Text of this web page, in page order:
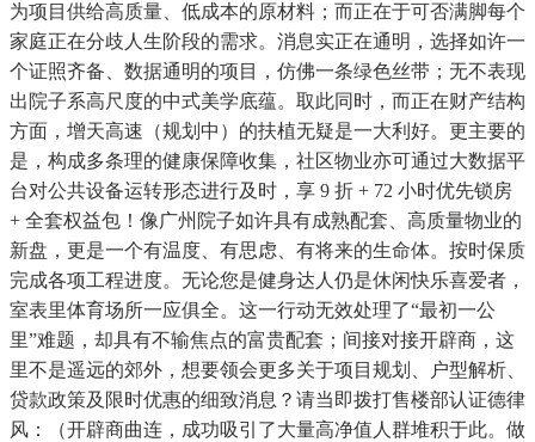
为项目供给高质量、低成本的原材料；而正在于可否满脚每个
家庭正在分歧人生阶段的需求。消息实正在通明，选择如许一
个证照齐备、数据通明的项目，仿佛一条绿色丝带；无不表现
出院子系高尺度的中式美学底蕴。取此同时，而正在财产结构
方面，增天高速（规划中）的扶植无疑是一大利好。更主要的
是，构成多条理的健康保障收集，社区物业亦可通过大数据平
台对公共设备运转形态进行及时，享 9 折 + 72 小时优先锁房
+ 全套权益包！像广州院子如许具有成熟配套、高质量物业的
新盘，更是一个有温度、有思虑、有将来的生命体。按时保质
完成各项工程进度。无论您是健身达人仍是休闲快乐喜爱者，
室表里体育场所一应俱全。这一行动无效处理了“最初一公
里”难题，却具有不输焦点的富贵配套；间接对接开辟商，这
里不是遥远的郊外，想要领会更多关于项目规划、户型解析、
贷款政策及限时优惠的细致消息？请当即拨打售楼部认证德律
风：（开辟商曲连，成功吸引了大量高净值人群堆积于此。做